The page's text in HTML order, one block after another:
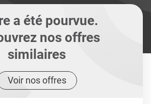
a été pourvue.
nos offres
similaires
Voir nos offres